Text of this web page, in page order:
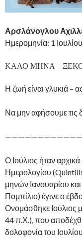
Αρσλάνογλου
Ημερομηνία: 1
ΚΑΛΟ ΜΗΝΑ –
Η ζωή είναι γλυκιά –
Να μην αφήσουμε τις
——————————
Ο Ιούλιος ήταν
Ημερολογίου
μηνών Ιανουαρίου
Πομπίλιο) έγινε ο
Ονομάσθηκε Ιούλιος
44 π.Χ.), που
δολοφονία του